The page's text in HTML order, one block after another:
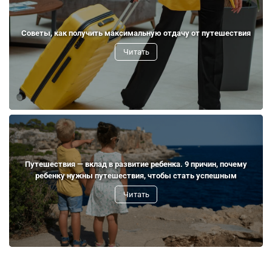
Советы, как получить максимальную отдачу от путешествия
Читать
Путешествия — вклад в развитие ребенка. 9 причин, почему
ребенку нужны путешествия, чтобы стать успешным
Читать